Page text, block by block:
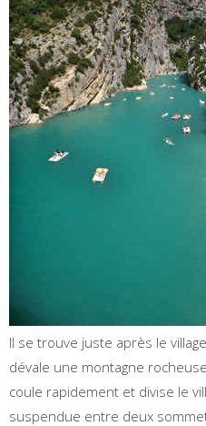
Il se trouve juste après le
dévale une montagne
coule rapidement et divise le
suspendue entre deux